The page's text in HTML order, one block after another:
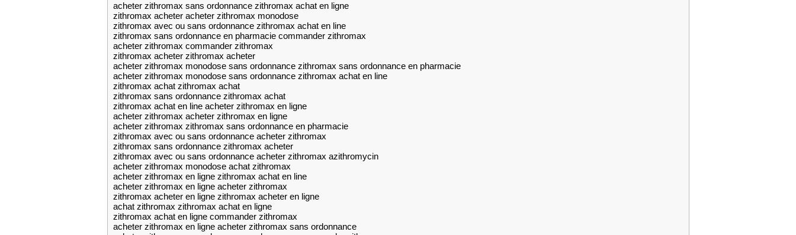
acheter zithromax sans ordonnance zithromax achat en ligne
zithromax acheter acheter zithromax monodose
zithromax avec ou sans ordonnance zithromax achat en line
zithromax sans ordonnance en pharmacie commander zithromax
acheter zithromax commander zithromax
zithromax acheter zithromax acheter
acheter zithromax monodose sans ordonnance zithromax sans ordonnance en pharmacie
acheter zithromax monodose sans ordonnance zithromax achat en line
zithromax achat zithromax achat
zithromax sans ordonnance zithromax achat
zithromax achat en line acheter zithromax en ligne
acheter zithromax acheter zithromax en ligne
acheter zithromax zithromax sans ordonnance en pharmacie
zithromax avec ou sans ordonnance acheter zithromax
zithromax sans ordonnance zithromax acheter
zithromax avec ou sans ordonnance acheter zithromax azithromycin
acheter zithromax monodose achat zithromax
acheter zithromax en ligne zithromax achat en line
acheter zithromax en ligne acheter zithromax
zithromax acheter en ligne zithromax acheter en ligne
achat zithromax zithromax achat en ligne
zithromax achat en ligne commander zithromax
acheter zithromax en ligne acheter zithromax sans ordonnance